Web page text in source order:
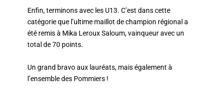
Enfin, terminons avec les U13. C’est dans cette
catégorie que l’ultime maillot de champion régional a
été remis à Mika Leroux Saloum, vainqueur avec un
total de 70 points.
Un grand bravo aux lauréats, mais également à
l’ensemble des Pommiers !